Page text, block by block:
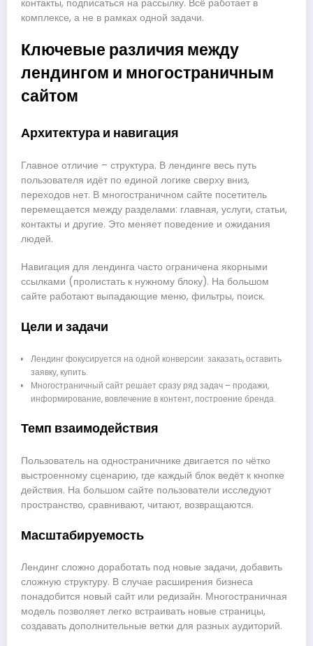
контакты, подписаться на рассылку. Всё работает в
комплексе, а не в рамках одной задачи.
Ключевые различия между
лендингом и многостраничным
сайтом
Архитектура и навигация
Главное отличие – структура. В лендинге весь путь
пользователя идёт по единой логике сверху вниз,
переходов нет. В многостраничном сайте посетитель
перемещается между разделами: главная, услуги, статьи,
контакты и другие. Это меняет поведение и ожидания
людей.
Навигация для лендинга часто ограничена якорными
ссылками (пролистать к нужному блоку). На большом
сайте работают выпадающие меню, фильтры, поиск.
Цели и задачи
Лендинг фокусируется на одной конверсии: заказать, оставить
заявку, купить.
Многостраничный сайт решает сразу ряд задач – продажи,
информирование, вовлечение в контент, построение бренда.
Темп взаимодействия
Пользователь на одностраничнике двигается по чётко
выстроенному сценарию, где каждый блок ведёт к кнопке
действия. На большом сайте пользователи исследуют
пространство, сравнивают, читают, возвращаются.
Масштабируемость
Лендинг сложно доработать под новые задачи, добавить
сложную структуру. В случае расширения бизнеса
понадобится новый сайт или редизайн. Многостраничная
модель позволяет легко встраивать новые страницы,
создавать дополнительные ветки для разных аудиторий.